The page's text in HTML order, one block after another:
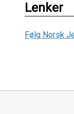
Lenker
Følg Norsk